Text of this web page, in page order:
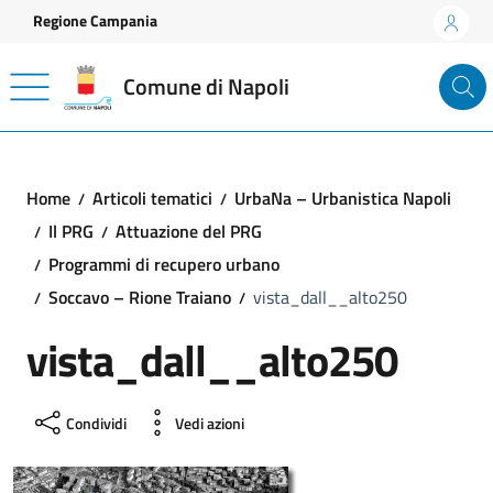
Vai ai contenuti
Vai al footer
Regione Campania
Comune di Napoli
Home Articoli tematici
UrbaNa – Urbanistica Napoli
Il PRG
Attuazione del PRG
Programmi di recupero urbano
Soccavo – Rione Traiano
vista_dall__alto250
vista_dall__alto250
Condividi Vedi azioni